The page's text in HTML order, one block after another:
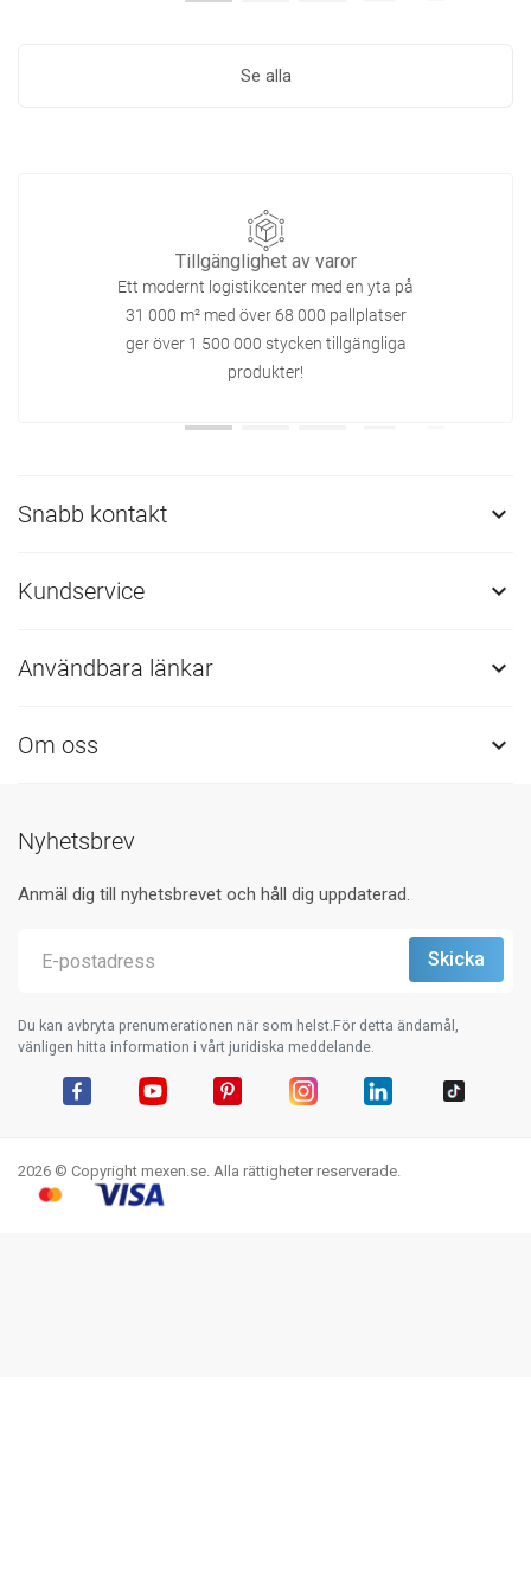
Se alla
Tillgänglighet av varor
Ett modernt logistikcenter med en yta på
31 000 m² med över 68 000 pallplatser
ger över 1 500 000 stycken tillgängliga
produkter!
Snabb kontakt 
Kundservice 
Användbara länkar 
Om oss 
Nyhetsbrev
Anmäl dig till nyhetsbrevet och håll dig uppdaterad.
Du kan avbryta prenumerationen när som helst.För detta ändamål,
vänligen hitta information i vårt juridiska meddelande.
2026 © Copyright mexen.se. Alla rättigheter reserverade.